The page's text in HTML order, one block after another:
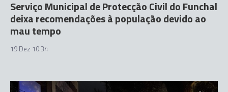
Serviço Municipal de Protecção Civil do Funchal
deixa recomendações à população devido ao
mau tempo
19 Dez 10:34